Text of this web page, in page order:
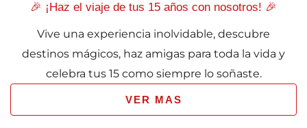
🎉 ¡Haz el viaje de tus 15 años con nosotros! 🎉
Vive una experiencia inolvidable, descubre
destinos mágicos, haz amigas para toda la vida y
celebra tus 15 como siempre lo soñaste.
VER MAS